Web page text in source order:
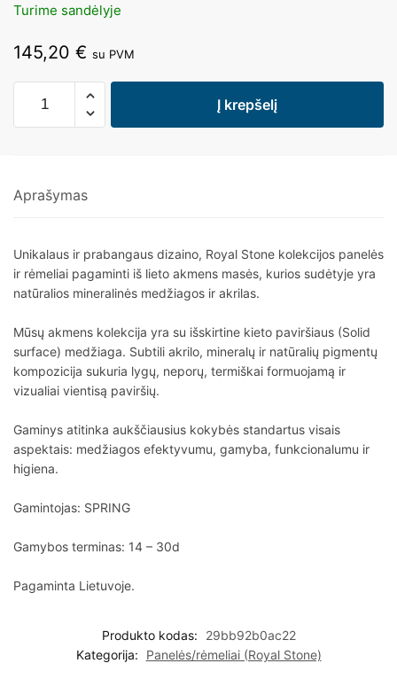
Turime sandėlyje
145,20 € su PVM
Į krepšelį
Aprašymas
Unikalaus ir prabangaus dizaino, Royal Stone kolekcijos panelės
ir rėmeliai pagaminti iš lieto akmens masės, kurios sudėtyje yra
natūralios mineralinės medžiagos ir akrilas.
Mūsų akmens kolekcija yra su išskirtine kieto paviršiaus (Solid
surface) medžiaga. Subtili akrilo, mineralų ir natūralių pigmentų
kompozicija sukuria lygų, neporų, termiškai formuojamą ir
vizualiai vientisą paviršių.
Gaminys atitinka aukščiausius kokybės standartus visais
aspektais: medžiagos efektyvumu, gamyba, funkcionalumu ir
higiena.
Gamintojas: SPRING
Gamybos terminas: 14 – 30d
Pagaminta Lietuvoje.
Produkto kodas:
29bb92b0ac22
Kategorija:
Panelės/rėmeliai (Royal Stone)